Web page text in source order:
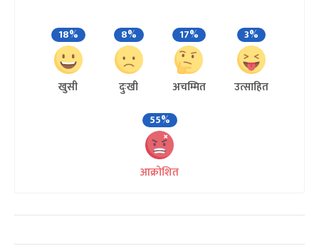
18%
खुसी
8%
दुःखी
17%
अचम्मित
3%
उत्साहित
55%
आक्रोशित